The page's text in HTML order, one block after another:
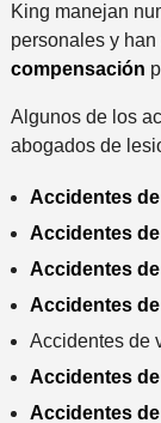
King manejan
personales y
compensación
Algunos de los
abogados de
Accidentes
Accidentes
Accidentes
Accidentes
Accidentes de
Accidentes
Accidentes